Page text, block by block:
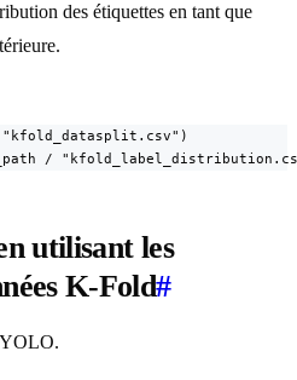
des étiquettes en tant que
"kfold_datasplit.csv")
/
utilisant les
K-Fold#
YOLO.